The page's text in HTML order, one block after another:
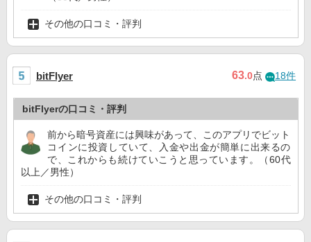
その他の口コミ・評判
bitFlyer 63.0点 18件
bitFlyerの口コミ・評判
前から暗号資産には興味があって、このアプリでビット
コインに投資していて、入金や出金が簡単に出来るの
で、これからも続けていこうと思っています。（60代
以上／男性）
その他の口コミ・評判